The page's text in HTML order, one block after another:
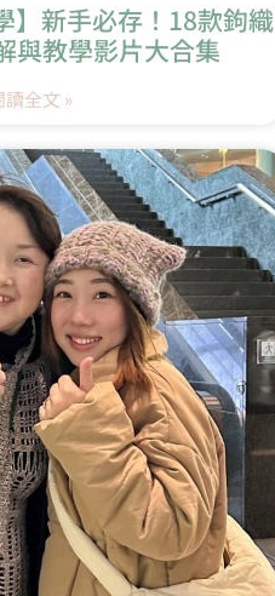
】新手必存！18款鉤織
與教學影片大合集
讀全文 »